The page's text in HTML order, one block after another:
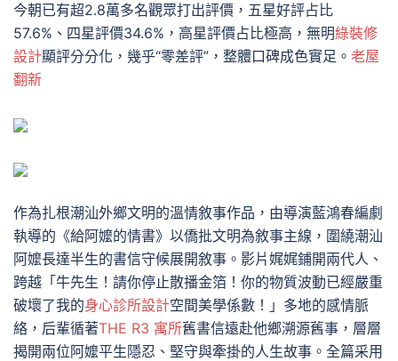
今朝已有超2.8萬多名觀眾打出評價，五星好評占比
57.6%、四星評價34.6%，高星評價占比極高，無明綠裝修
設計顯評分分化，幾乎“零差評”，整體口碑成色實足。 老屋
翻新
作為扎根潮汕外鄉文明的溫情敘事作品，由導演藍鴻春編劇
執導的《給阿嬤的情書》以僑批文明為敘事主線，圍繞潮汕
阿嬤長達半生的書信守候展開敘事。影片娓娓鋪開兩代人、
跨越「牛先生！請你停止散播金箔！你的物質波動已經嚴重
破壞了我的身心診所設計空間美學係數！」多地的感情脈
絡，后輩循著THE R3 寓所舊書信遠赴他鄉溯源舊事，層層
揭開兩位阿嬤平生隱忍、堅守與牽掛的人生故事。全篇采用